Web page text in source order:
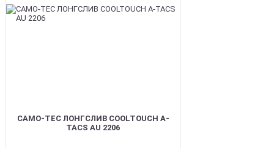
CAMO-TEC ЛОНГСЛИВ COOLTOUCH A-
TACS AU 2206